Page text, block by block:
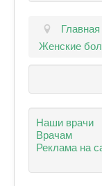
Главная
Женские
Наши врачи
Врачам
Реклама на